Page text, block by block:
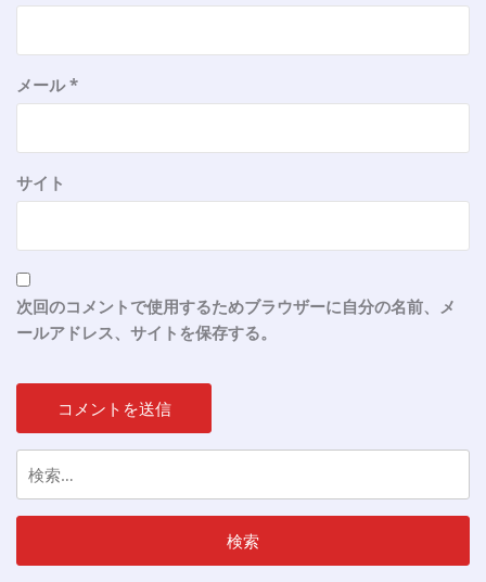
メール*
サイト
次回のコメントで使用するためブラウザーに自分の名前、メ
ールアドレス、サイトを保存する。
索: